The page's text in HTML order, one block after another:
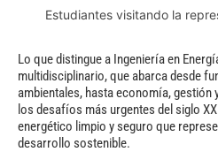
Estudiantes visitando la
Lo que distingue a Ingeniería en
multidisciplinario, que abarca desde
ambientales, hasta economía, gestión
los desafíos más urgentes del siglo
energético limpio y seguro que
desarrollo sostenible.